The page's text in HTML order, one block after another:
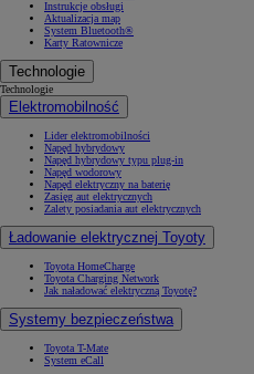
Instrukcje obsługi
Aktualizacja map
System Bluetooth®
Karty Ratownicze
Technologie
Technologie
Elektromobilność
Lider elektromobilności
Napęd hybrydowy
Napęd hybrydowy typu plug-in
Napęd wodorowy
Napęd elektryczny na baterię
Zasięg aut elektrycznych
Zalety posiadania aut elektrycznych
Ładowanie elektrycznej Toyoty
Toyota HomeCharge
Toyota Charging Network
Jak naładować elektryczną Toyotę?
Systemy bezpieczeństwa
Toyota T-Mate
System eCall